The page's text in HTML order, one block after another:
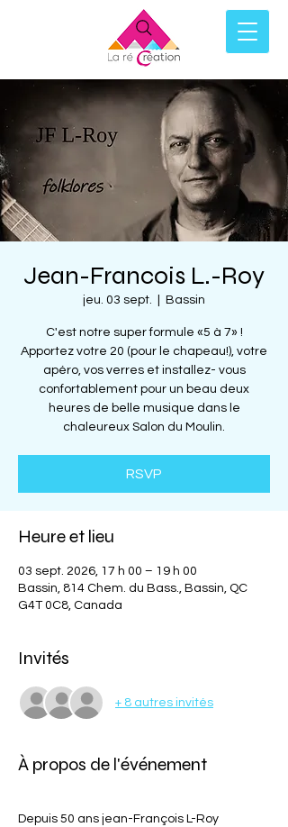
Jean-Francois L.-Roy
jeu. 03 sept. Bassin
C'est notre super formule «5 à 7» !
Apportez votre 20 (pour le chapeau!), votre
apéro, vos verres et installez- vous
confortablement pour un beau deux
heures de belle musique dans le
chaleureux Salon du Moulin.
RSVP
Heure et lieu
03 sept. 2026, 17 h 00 – 19 h 00
Bassin, 814 Chem. du Bass., Bassin, QC
G4T 0C8, Canada
Invités
+ 8 autres invités
À propos de l'événement
Depuis 50 ans jean-François L-Roy